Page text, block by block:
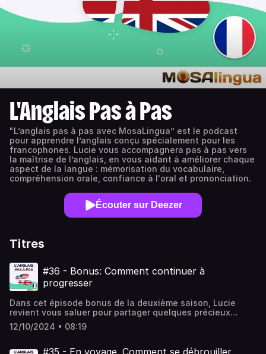
L'Anglais Pas à Pas
"L’anglais pas à pas avec MosaLingua” est le podcast
pour apprendre l’anglais conçu spécialement pour les
francophones. Lucie vous accompagnera pas à pas vers
la maîtrise de l’anglais, en vous aidant à améliorer chaque
aspect de la langue : mémorisation du vocabulaire,
compréhension orale, confiance à l'oral et prononciation.
Écouter sur Deezer
Titres
#36 - Bonus: Comment continuer à
progresser
Dans cet épisode bonus de la deuxième saison, Lucie
revient vous saluer pour partager quelques précieux
conseils et autres ressources pour continuer à progresser
avec votre anglais. Et n'oubliez pas que vous pouvez nous
ou en nous écrivant directement à
12/10/2024 • 08:19
#35 - En voyage. Comment se débrouiller